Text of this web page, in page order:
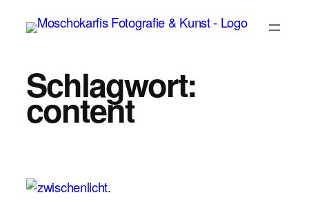
Inhalt
Schlagwort:
content